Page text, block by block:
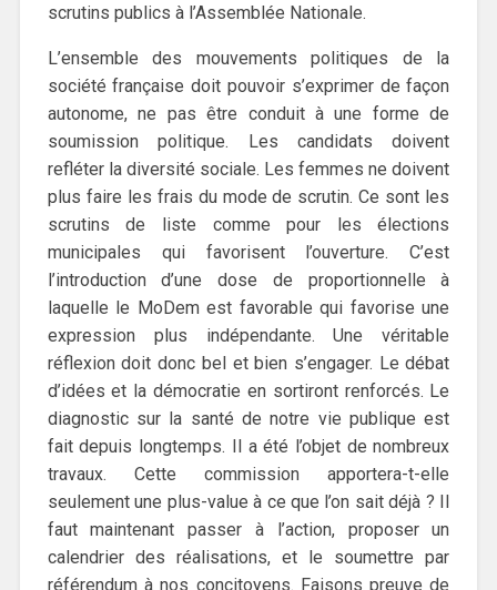
scrutins publics à l’Assemblée Nationale.
L’ensemble des mouvements politiques de la
société française doit pouvoir s’exprimer de façon
autonome, ne pas être conduit à une forme de
soumission politique. Les candidats doivent
refléter la diversité sociale. Les femmes ne doivent
plus faire les frais du mode de scrutin. Ce sont les
scrutins de liste comme pour les élections
municipales qui favorisent l’ouverture. C’est
l’introduction d’une dose de proportionnelle à
laquelle le MoDem est favorable qui favorise une
expression plus indépendante. Une véritable
réflexion doit donc bel et bien s’engager. Le débat
d’idées et la démocratie en sortiront renforcés. Le
diagnostic sur la santé de notre vie publique est
fait depuis longtemps. Il a été l’objet de nombreux
travaux. Cette commission apportera-t-elle
seulement une plus-value à ce que l’on sait déjà ? Il
faut maintenant passer à l’action, proposer un
calendrier des réalisations, et le soumettre par
référendum à nos concitoyens. Faisons preuve de